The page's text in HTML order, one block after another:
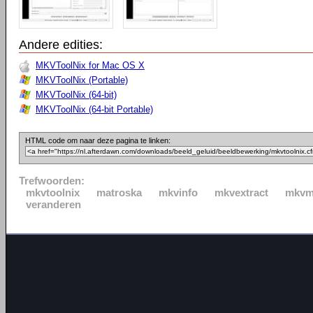
Andere edities:
MKVToolNix for Mac OS X
MKVToolNix (Portable)
MKVToolNix (64-bit)
MKVToolNix (64-bit Portable)
HTML code om naar deze pagina te linken:
Trefwoorden:
mkvtoolnix
matroska mkvinfo mkvextract
veranderen